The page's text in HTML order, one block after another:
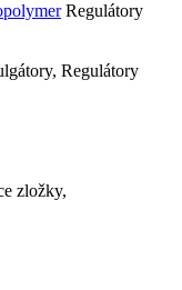
Regulátory
Regulátory
zložky,